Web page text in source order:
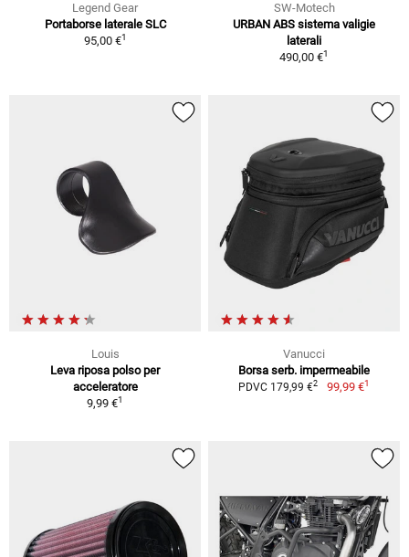
Legend Gear
Portaborse laterale SLC
95,00 €1
SW-Motech
URBAN ABS sistema valigie
laterali
490,00 €1
Louis
Leva riposa polso per
acceleratore
9,99 €1
Vanucci
Borsa serb. impermeabile
PDVC 179,99 €2 99,99 €1